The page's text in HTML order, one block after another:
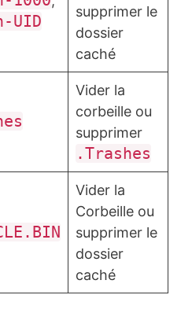
UID
supprimer le
dossier
caché
Vider la
corbeille ou
supprimer
.Trashes
Vider la
Corbeille ou
supprimer le
dossier
caché